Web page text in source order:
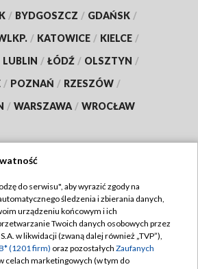
/ BYDGOSZCZ / GDAŃSK /
/ KATOWICE / KIELCE /
LUBLIN / ŁÓDŹ / OLSZTYN /
/ POZNAŃ / RZESZÓW /
/ WARSZAWA / WROCŁAW
TVP
Regulamin TVP
prywatności
do serwisu", aby wyrazić zgody na
śledzenia i zbierania danych,
urządzeniu końcowym i ich
Twoich danych osobowych przez
w likwidacji (zwaną dalej również „TVP”),
(1201 firm) oraz pozostałych Zaufanych
celach marketingowych (w tym do